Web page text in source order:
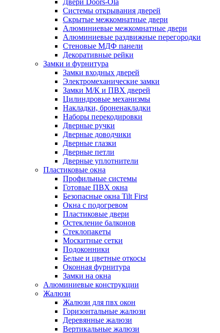
Двери Doors-Ola
Системы открывания дверей
Скрытые межкомнатные двери
Алюминиевые межкомнатные двери
Алюминиевые раздвижные перегородки
Стеновые МДФ панели
Декоративные рейки
Замки и фурнитура
Замки входных дверей
Электромеханические замки
Замки М/К и ПВХ дверей
Цилиндровые механизмы
Накладки, броненакладки
Наборы перекодировки
Дверные ручки
Дверные доводчики
Дверные глазки
Дверные петли
Дверные уплотнители
Пластиковые окна
Профильные системы
Готовые ПВХ окна
Безопасные окна Tilt First
Окна с подогревом
Пластиковые двери
Остекление балконов
Стеклопакеты
Москитные сетки
Подоконники
Белые и цветные откосы
Оконная фурнитура
Замки на окна
Алюминиевые конструкции
Жалюзи
Жалюзи для пвх окон
Горизонтальные жалюзи
Деревянные жалюзи
Вертикальные жалюзи